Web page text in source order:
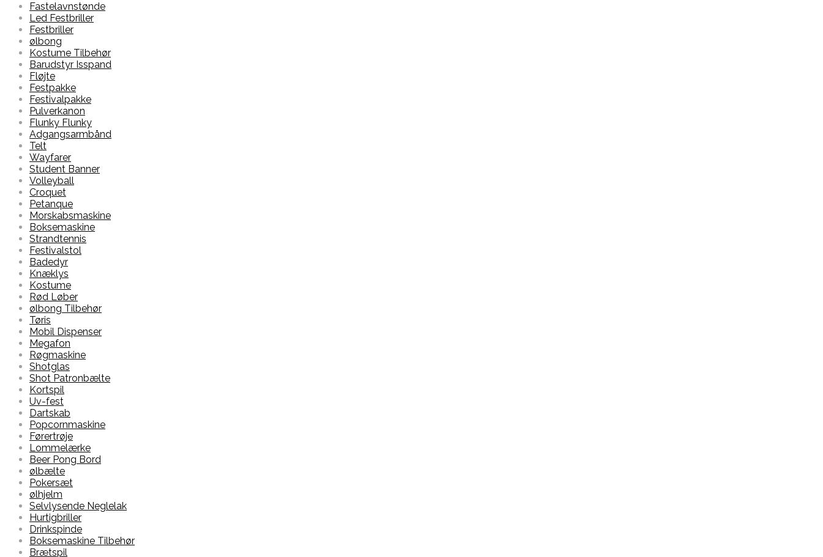
Fastelavnstønde
Led Festbriller
Festbriller
ølbong
Kostume Tilbehør
Barudstyr Isspand
Fløjte
Festpakke
Festivalpakke
Pulverkanon
Flunky Flunky
Adgangsarmbånd
Telt
Wayfarer
Student Banner
Volleyball
Croquet
Petanque
Morskabsmaskine
Boksemaskine
Strandtennis
Festivalstol
Badedyr
Knæklys
Kostume
Rød Løber
ølbong Tilbehør
Tøris
Mobil Dispenser
Megafon
Røgmaskine
Shotglas
Shot Patronbælte
Kortspil
Uv-fest
Dartskab
Popcornmaskine
Førertrøje
Lommelærke
Beer Pong Bord
ølbælte
Pokersæt
ølhjelm
Selvlysende Neglelak
Hurtigbriller
Drinkspinde
Boksemaskine Tilbehør
Brætspil